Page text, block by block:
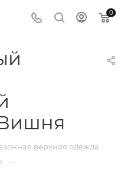
0
верхняя одежда
—